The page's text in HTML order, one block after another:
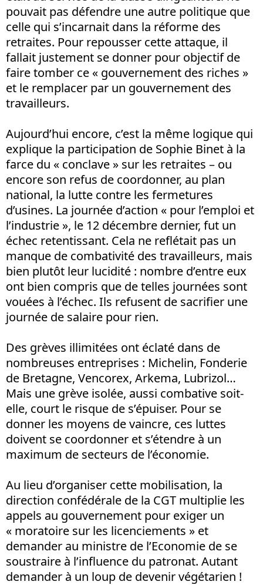
pouvait pas défendre une autre politique que
celle qui s’incarnait dans la réforme des
retraites. Pour repousser cette attaque, il
fallait justement se donner pour objectif de
faire tomber ce « gouvernement des riches »
et le remplacer par un gouvernement des
travailleurs.
Aujourd’hui encore, c’est la même logique qui
explique la participation de Sophie Binet à la
farce du « conclave » sur les retraites – ou
encore son refus de coordonner, au plan
national, la lutte contre les fermetures
d’usines. La journée d’action « pour l’emploi et
l’industrie », le 12 décembre dernier, fut un
échec retentissant. Cela ne reflétait pas un
manque de combativité des travailleurs, mais
bien plutôt leur lucidité : nombre d’entre eux
ont bien compris que de telles journées sont
vouées à l’échec. Ils refusent de sacrifier une
journée de salaire pour rien.
Des grèves illimitées ont éclaté dans de
nombreuses entreprises : Michelin, Fonderie
de Bretagne, Vencorex, Arkema, Lubrizol…
Mais une grève isolée, aussi combative soit-
elle, court le risque de s’épuiser. Pour se
donner les moyens de vaincre, ces luttes
doivent se coordonner et s’étendre à un
maximum de secteurs de l’économie.
Au lieu d’organiser cette mobilisation, la
direction confédérale de la CGT multiplie les
appels au gouvernement pour exiger un
« moratoire sur les licenciements » et
demander au ministre de l’Economie de se
soustraire à l’influence du patronat. Autant
demander à un loup de devenir végétarien !